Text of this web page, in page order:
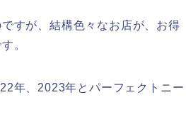
すが、結構色々なお店が、お得
。
年、2023年とパーフェクトニー